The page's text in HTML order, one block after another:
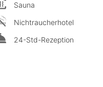
Sauna
Nichtraucherhotel
24-Std-Rezeption